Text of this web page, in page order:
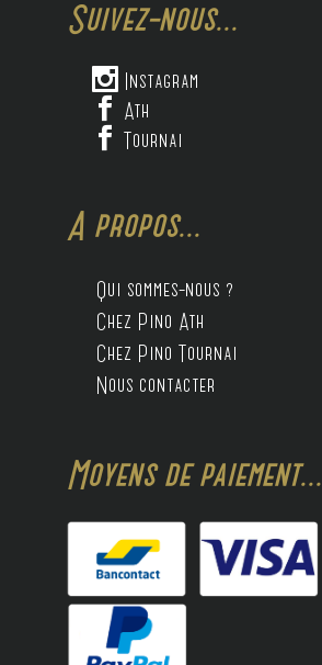
Suivez-nous...
 Instagram
 Ath
 Tournai
A propos...
Qui sommes-nous ?
Chez Pino Ath
Chez Pino Tournai
Nous contacter
Moyens de paiement...